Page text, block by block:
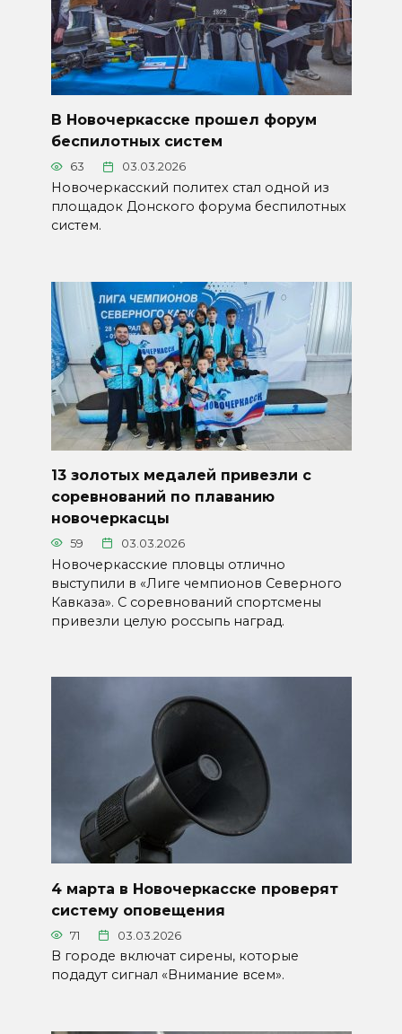
В Новочеркасске прошел форум
беспилотных систем
63 03.03.2026
Новочеркасский политех стал одной из
площадок Донского форума беспилотных
систем.
13 золотых медалей привезли с
соревнований по плаванию
новочеркасцы
59 03.03.2026
Новочеркасские пловцы отлично
выступили в «Лиге чемпионов Северного
Кавказа». С соревнований спортсмены
привезли целую россыпь наград.
4 марта в Новочеркасске проверят
систему оповещения
71 03.03.2026
В городе включат сирены, которые
подадут сигнал «Внимание всем».